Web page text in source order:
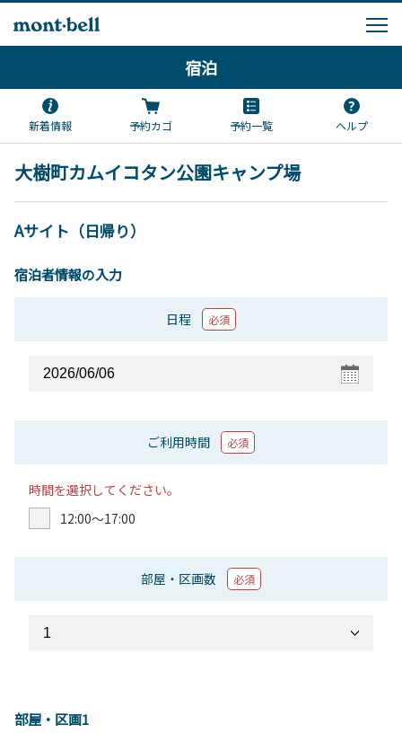
宿泊
新着情報 予約カゴ 予約一覧 ヘルプ
大樹町カムイコタン公園キャンプ場
Aサイト（日帰り）
宿泊者情報の入力
日程 必須
ご利用時間 必須
時間を選択してください。
12:00〜17:00
部屋・区画数 必須
部屋・区画1